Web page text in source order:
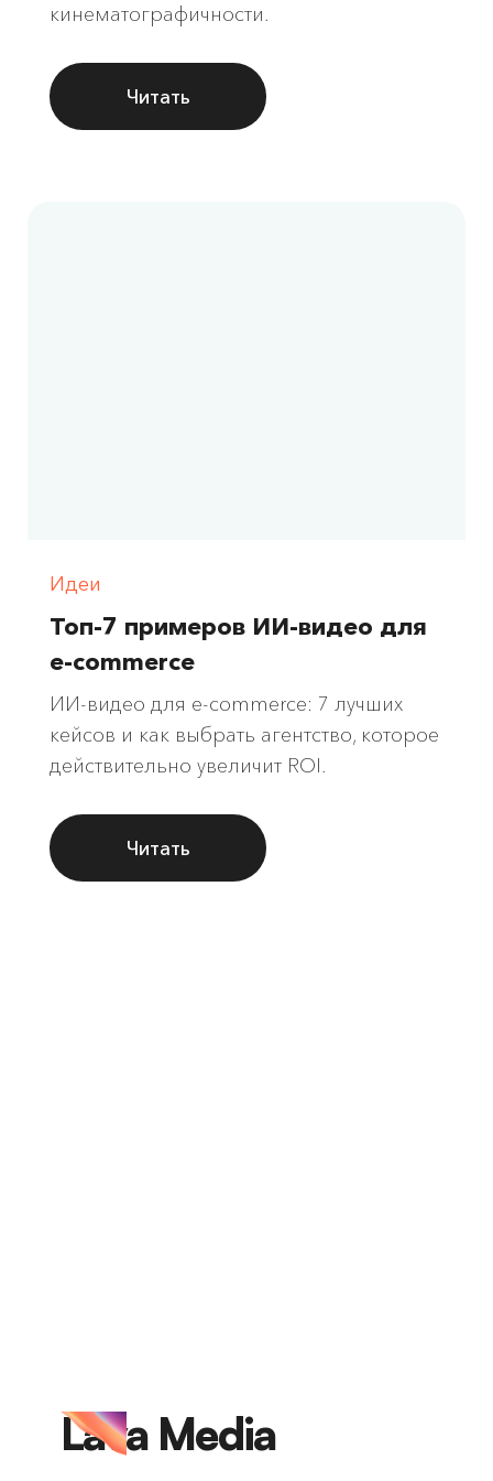
кинематографичности.
Читать
Идеи
Топ-7 примеров ИИ-видео для
e-commerce
ИИ-видео для e-commerce: 7 лучших
кейсов и как выбрать агентство, которое
действительно увеличит ROI.
Читать
Lava Media